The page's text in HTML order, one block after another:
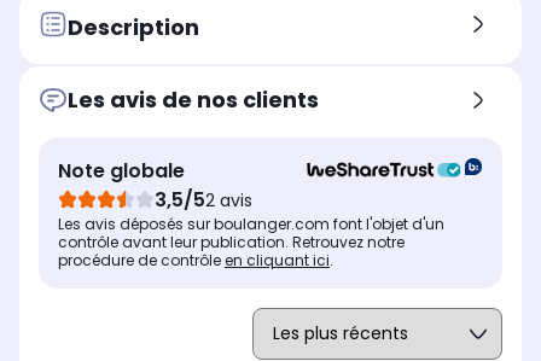
Description
Les avis de nos clients
Note globale
3,5/52 avis
Les avis déposés sur boulanger.com font l'objet d'un
contrôle avant leur publication. Retrouvez notre
procédure de contrôleen cliquant ici.